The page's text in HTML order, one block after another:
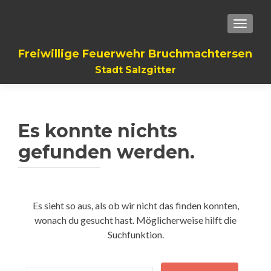
Freiwillige Feuerwehr Bruchmachtersen
Stadt Salzgitter
Es konnte nichts
gefunden werden.
Es sieht so aus, als ob wir nicht das finden konnten,
wonach du gesucht hast. Möglicherweise hilft die
Suchfunktion.